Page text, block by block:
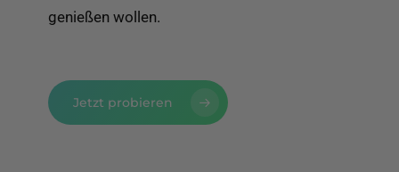
genießen wollen.
Jetzt probieren